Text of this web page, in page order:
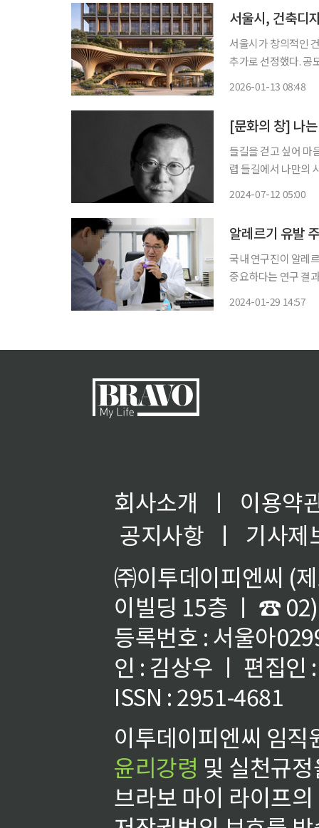
서울시, 건축디
서울시가 창의적인
추가로 선정했다. 공
2026-01-13 08:48
[문화의 창] 나
들길을 걷고 싶어 마
렵 들길에서 나만의
2024-07-12 05:00
알레르기 유발
국내 연구진이 알레
중요하다는 연구 결과를 발표했다. 정재원 인제대학교
2024-01-29 14:57
회사소개 ㅣ
이용약
공지사항
ㅣ
기사제
㈜이투데이피엔씨 (
이빌딩 15층 ㅣ ☎
등록번호 : 서울아
인 : 김상우 ㅣ 편집인
ISSN : 2951-4681
이투데이피엔씨 임
윤리강령 및 실천규
브라보 마이 라이프